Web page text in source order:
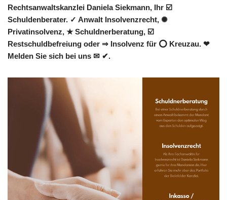
Rechtsanwaltskanzlei Daniela Siekmann, Ihr ☑️
Schuldenberater. ✓ Anwalt Insolvenzrecht, ✺
Privatinsolvenz, ★ Schuldnerberatung, ☑️
Restschuldbefreiung oder ⇒ Insolvenz für ⭕ Kreuzau. ❤
Melden Sie sich bei uns ✉ ✔.